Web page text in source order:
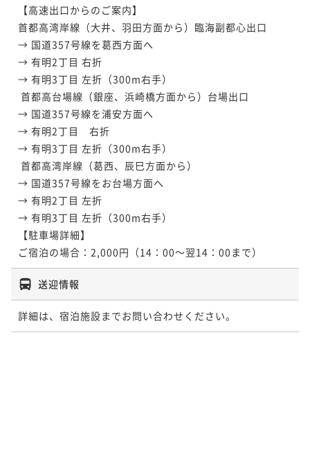
【高速出口からのご案内】
首都高湾岸線（大井、羽田方面から）臨海副都心出口
→ 国道357号線を葛西方面へ
→ 有明2丁目 右折
→ 有明3丁目 左折（300m右手）
→ 国道357号線を浦安方面へ
→ 有明2丁目　右折
→ 有明3丁目 左折（300m右手）
→ 国道357号線をお台場方面へ
→ 有明2丁目 左折
→ 有明3丁目 左折（300m右手）
【駐車場詳細】
送迎情報
詳細は、宿泊施設までお問い合わせください。